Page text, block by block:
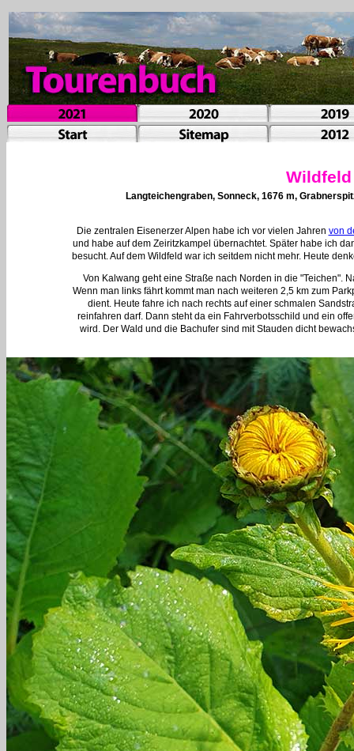
Langteichengraben, Sonneck, 1676 m,
Die zentralen Eisenerzer Alpen habe ich vor vielen Jahren von
und habe auf dem Zeiritzkampel übernachtet. Später habe ich
besucht. Auf dem Wildfeld war ich seitdem nicht mehr. Heute
Von Kalwang geht eine Straße nach Norden in die "Teichen".
Wenn man links fährt kommt man nach weiteren 2,5 km zum
dient. Heute fahre ich nach rechts auf einer schmalen
reinfahren darf. Dann steht da ein Fahrverbotsschild und ein
wird. Der Wald und die Bachufer sind mit Stauden dicht